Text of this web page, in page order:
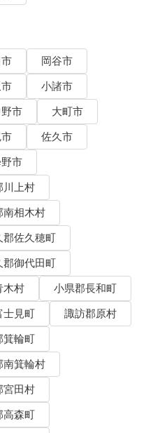
岡谷市
小諸市
市
大町市
佐久市
市
川上村
南相木村
郡佐久穂町
郡御代田町
木村
小県郡長和町
士見町
諏訪郡原村
箕輪町
南箕輪村
宮田村
高森町